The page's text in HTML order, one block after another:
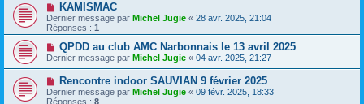
KAMISMAC
Dernier message par Michel Jugie « 28 avr. 2025, 21:04
Réponses : 1
QPDD au club AMC Narbonnais le 13 avril 2025
Dernier message par Michel Jugie « 04 avr. 2025, 21:27
Rencontre indoor SAUVIAN 9 février 2025
Dernier message par Michel Jugie « 09 févr. 2025, 18:33
Réponses : 8